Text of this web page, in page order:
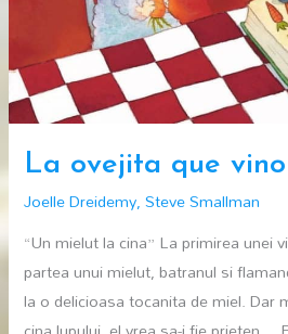
La ovejita que
Joelle Dreidemy,Steve Smallman
“Un mielut la cina” La primirea unei
partea unui mielut, batranul si
la o delicioasa tocanita de miel. Dar